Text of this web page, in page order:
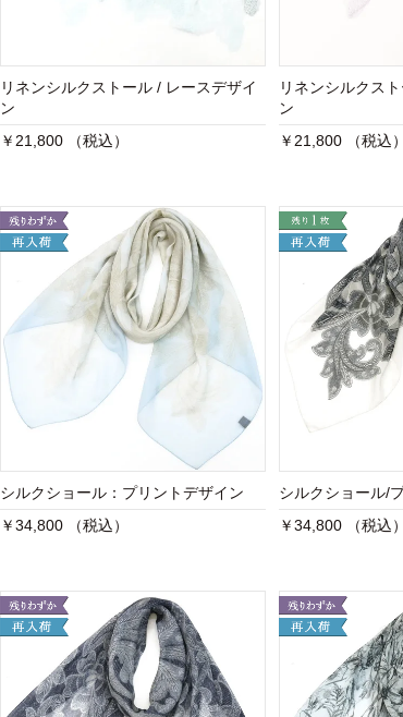
リネンシルクストール / レースデザイ
ン
￥21,800 （税込）
リネンシルクス
ン
￥21,800 （税込）
シルクショール：プリントデザイン
￥34,800 （税込）
シルクショール/
￥34,800 （税込）